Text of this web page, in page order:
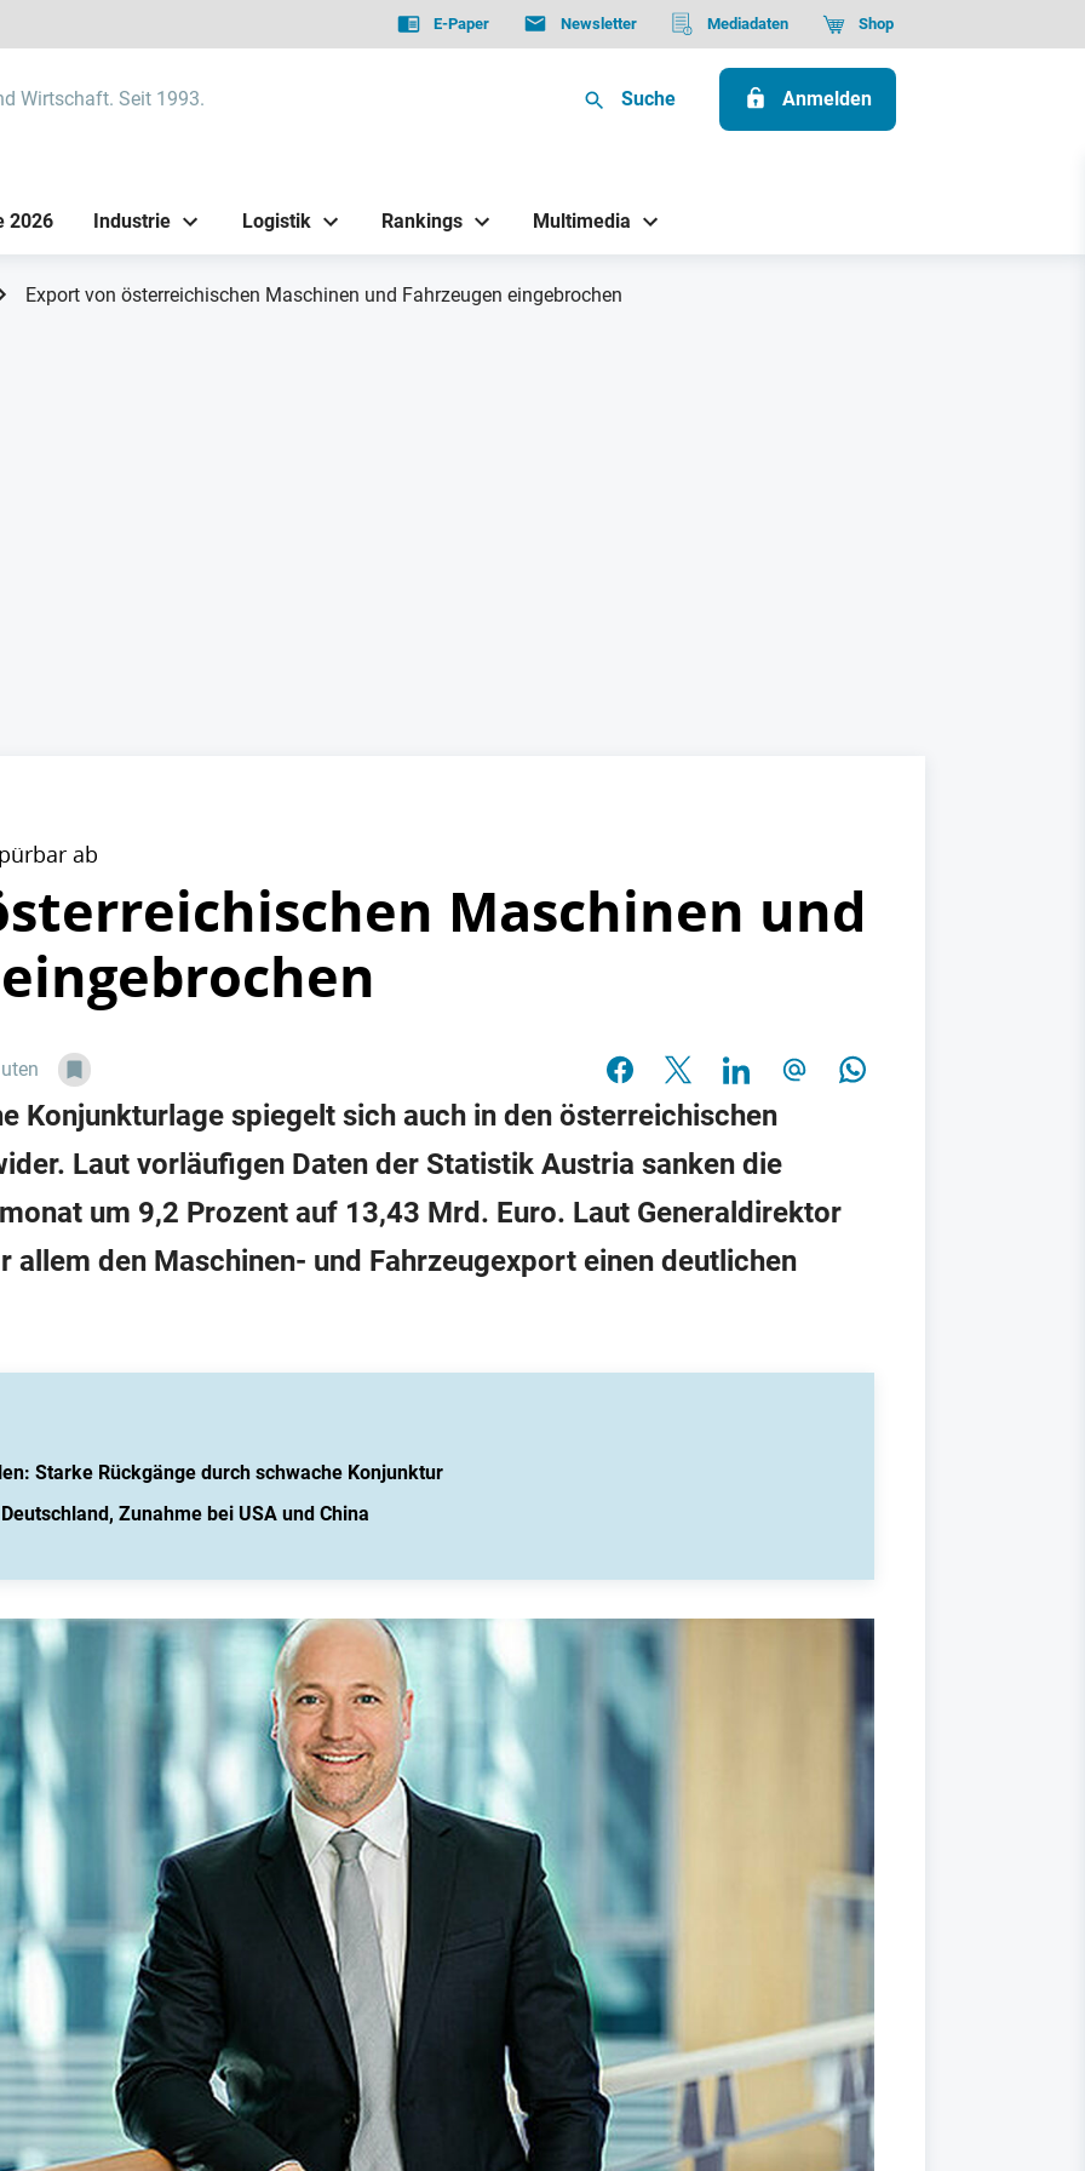
E-Paper Newsletter Mediadaten Shop
Wirtschaft. Seit 1993. Suche Anmelden
2026 Industrie Logistik Rankings Multimedia
Export von österreichischen Maschinen und Fahrzeugen eingebrochen
ab
Maschinen und
Konjunkturlage spiegelt sich auch in den österreichischen
Laut vorläufigen Daten der Statistik Austria sanken die
um 9,2 Prozent auf 13,43 Mrd. Euro. Laut Generaldirektor
allem den Maschinen- und Fahrzeugexport einen deutlichen
Starke Rückgänge durch schwache Konjunktur
Zunahme bei USA und China